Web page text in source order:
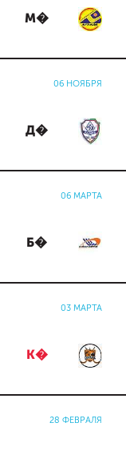
М�
06 НОЯБРЯ
Д�
06 МАРТА
Б�
03 МАРТА
К�
28 ФЕВРАЛЯ